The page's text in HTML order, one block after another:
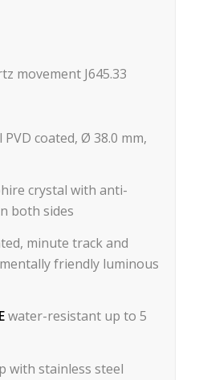
movement J645.33
coated, Ø 38.0 mm,
crystal with anti-
both sides
minute track and
friendly luminous
water-resistant up to 5
with stainless steel